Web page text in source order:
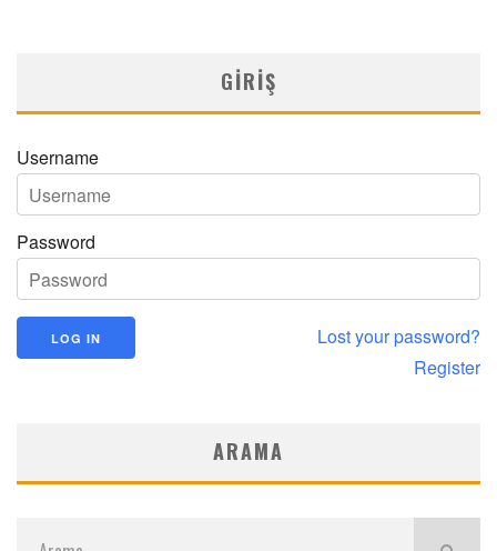
GIRIŞ
Username
Password
Lost your password?
Register
ARAMA